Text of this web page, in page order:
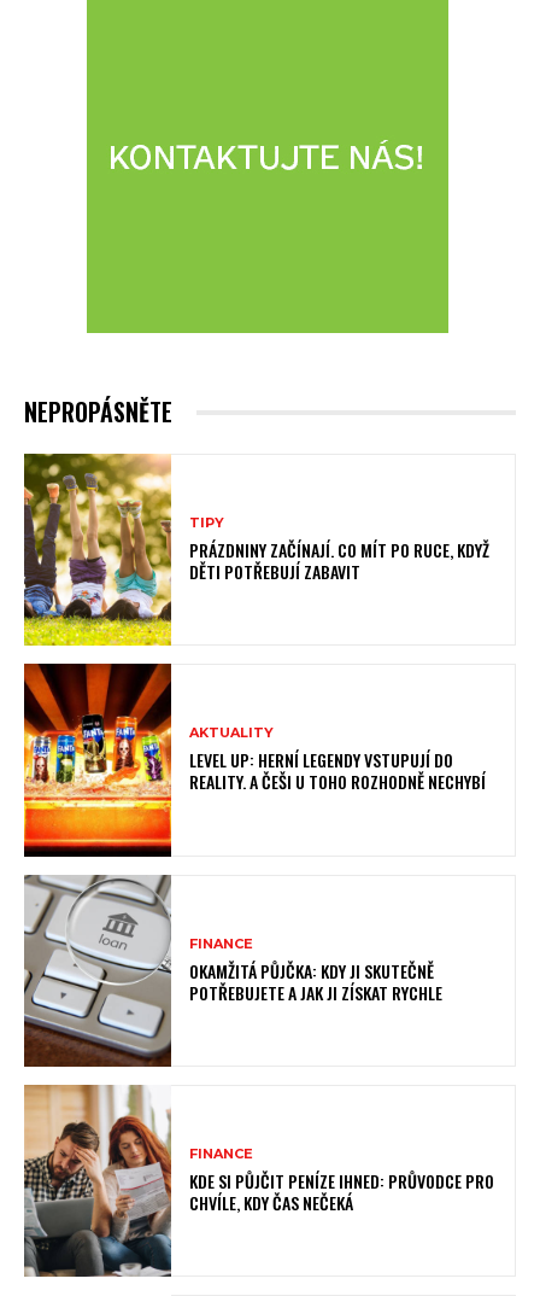
NEPROPÁSNĚTE
TIPY
PRÁZDNINY ZAČÍNAJÍ. CO MÍT PO RUCE, KDYŽ
DĚTI POTŘEBUJÍ ZABAVIT
AKTUALITY
LEVEL UP: HERNÍ LEGENDY VSTUPUJÍ DO
REALITY. A ČEŠI U TOHO ROZHODNĚ NECHYBÍ
FINANCE
OKAMŽITÁ PŮJČKA: KDY JI SKUTEČNĚ
POTŘEBUJETE A JAK JI ZÍSKAT RYCHLE
FINANCE
KDE SI PŮJČIT PENÍZE IHNED: PRŮVODCE PRO
CHVÍLE, KDY ČAS NEČEKÁ